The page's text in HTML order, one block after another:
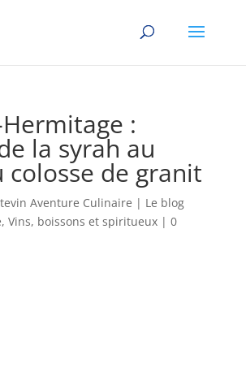
:
la syrah au
colosse de granit
Aventure Culinaire | Le blog
, Vins, boissons et spiritueux| 0